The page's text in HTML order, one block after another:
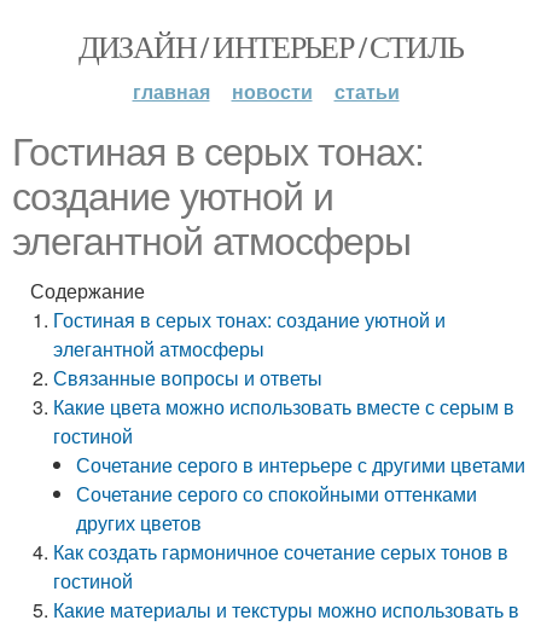
ДИЗАЙН / ИНТЕРЬЕР / СТИЛЬ
главная новости статьи
Гостиная в серых тонах:
создание уютной и
элегантной атмосферы
Содержание
Гостиная в серых тонах: создание уютной и
элегантной атмосферы
Связанные вопросы и ответы
Какие цвета можно использовать вместе с серым в
гостиной
Сочетание серого в интерьере с другими цветами
Сочетание серого со спокойными оттенками
других цветов
Как создать гармоничное сочетание серых тонов в
гостиной
Какие материалы и текстуры можно использовать в